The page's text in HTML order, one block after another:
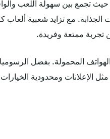
حيث تجمع بين سهولة اللعب
الجذابة. مع تزايد شعبية ألعاب
تجربة ممتعة وفريدة.
المحمولة. بفضل
الإعلانات ومحدودية